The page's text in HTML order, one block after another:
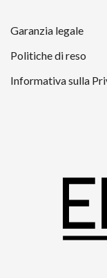
Garanzia legale
Politiche di reso
Informativa sulla